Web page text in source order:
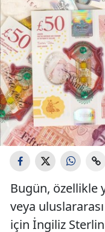
Bugün, özellikle
veya
için İngiliz